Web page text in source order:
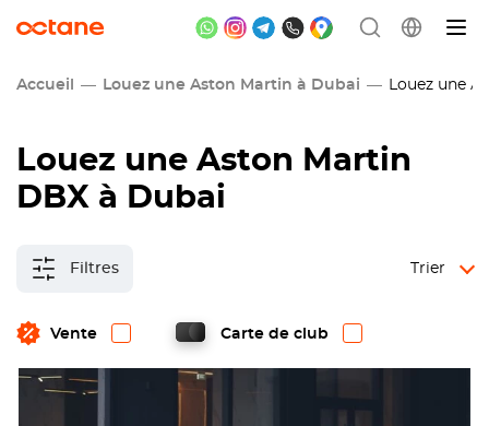
Accueil Louez une Aston Martin à Dubai Louez une
Louez une Aston Martin
DBX à Dubai
Filtres
Vente Carte de club
Trier